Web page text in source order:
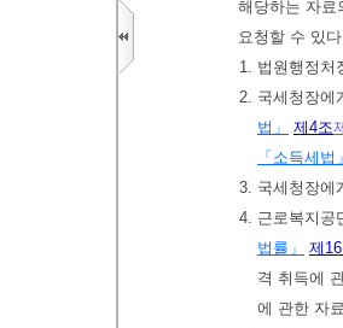
해당하는 자료
요청할 수 있
1. 법원행정처
2. 국세청장에
법」
제4조
「소득세법
3. 국세청장에
4. 근로복지공
법률」
제
격 취득에
에 관한 자